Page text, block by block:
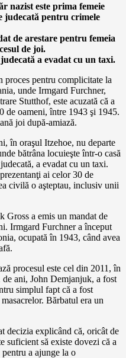
nazist este prima femeie
judecată pentru crimele
de arestare pentru femeia
de joi.
a evadat cu un taxi.
proces pentru complicitate la
unde Irmgard Furchner,
Stutthof, este acuzată că a
de oameni, între 1943 şi 1945.
joi după-amiază.
în oraşul Itzehoe, nu departe
bătrâna locuieşte într-o casă
a evadat cu un taxi.
ai celor 30 de
civilă o aşteptau, inclusiv unii
Gross a emis un mandat de
Irmgard Furchner a început
ocupată în 1943, când avea
procesul este cel din 2011, în
de ani, John Demjanjuk, a fost
simplul fapt că a fost
Bărbatul era un
decizia explicând că, oricât de
suficient să existe dovezi că a
a ajunge la o